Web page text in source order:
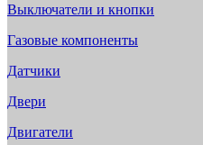
Выключатели и кнопки
Газовые компоненты
Датчики
Двери
Двигатели